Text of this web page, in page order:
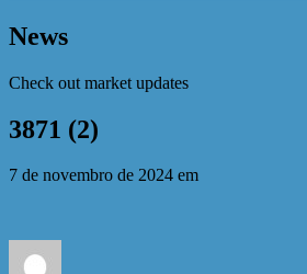
News
Check out market updates
3871 (2)
7 de novembro de 2024 em